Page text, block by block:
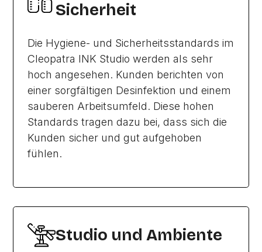
Sicherheit
Die Hygiene- und Sicherheitsstandards im
Cleopatra INK Studio werden als sehr
hoch angesehen. Kunden berichten von
einer sorgfältigen Desinfektion und einem
sauberen Arbeitsumfeld. Diese hohen
Standards tragen dazu bei, dass sich die
Kunden sicher und gut aufgehoben
fühlen.
Studio und Ambiente